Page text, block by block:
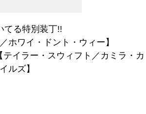
てる特別装丁!!
ワイ・ドント・ウィー】
イラー・スウィフト／カミラ・カ
ルズ】